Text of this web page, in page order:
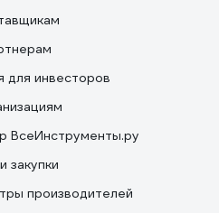
для инвесторов
ВсеИнструменты.ру
закупки
производителей